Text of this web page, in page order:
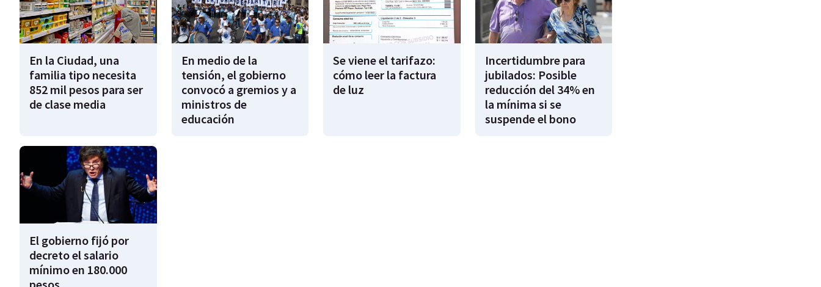
En la Ciudad, una
familia tipo necesita
852 mil pesos para ser
de clase media
En medio de la
tensión, el gobierno
convocó a gremios y a
ministros de
educación
Se viene el tarifazo:
cómo leer la factura
de luz
Incertidumbre para
jubilados: Posible
reducción del 34% en
la mínima si se
suspende el bono
El gobierno fijó por
decreto el salario
mínimo en 180.000